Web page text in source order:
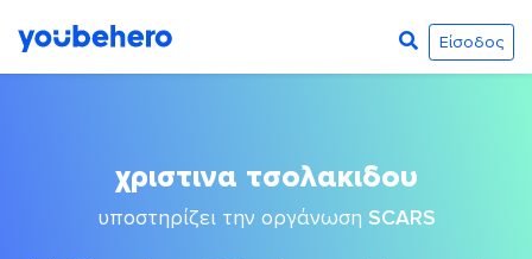
Είσοδος
χριστινα τσολακιδου
υποστηρίζει την οργάνωση SCARS